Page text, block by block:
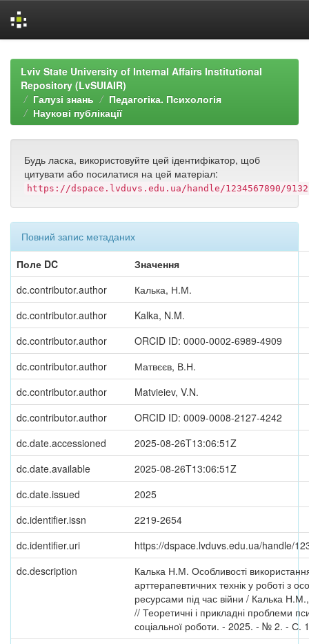
navigationLviv State University of Internal Affairs Institutional
Repository (LvSUIAIR)
Галузі знань
Педагогіка. Психологія
Наукові публікації
Будь ласка, використовуйте цей ідентифікатор, щоб
цитувати або посилатися на цей матеріал:
https://dspace.lvduvs.edu.ua/handle/1234567890/9132
Повний запис метаданих
Поле DC
Значення
dc.contributor.author
Калька, Н.М.
dc.contributor.author
Kalka, N.M.
dc.contributor.author
ORCID ID: 0000-0002-6989-4909
dc.contributor.author
Матвєєв, В.Н.
dc.contributor.author
Matvieiev, V.N.
dc.contributor.author
ORCID ID: 0009-0008-2127-4242
dc.date.accessioned
2025-08-26T13:06:51Z
dc.date.available
2025-08-26T13:06:51Z
dc.date.issued
2025
dc.identifier.issn
2219-2654
dc.identifier.uri
https://dspace.lvduvs.edu.ua/handle/
dc.description
Калька Н.М. Особливості
арттерапевтичних технік у роботі з
ресурсами під час війни / Калька
// Теоретичні і прикладні проблеми
соціальної роботи. - 2025. - № 2. - С.